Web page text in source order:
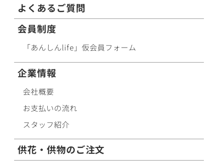
よくあるご質問
会員制度
「あんしんlife」仮会員フォーム
企業情報
会社概要
お支払いの流れ
スタッフ紹介
供花・供物のご注文